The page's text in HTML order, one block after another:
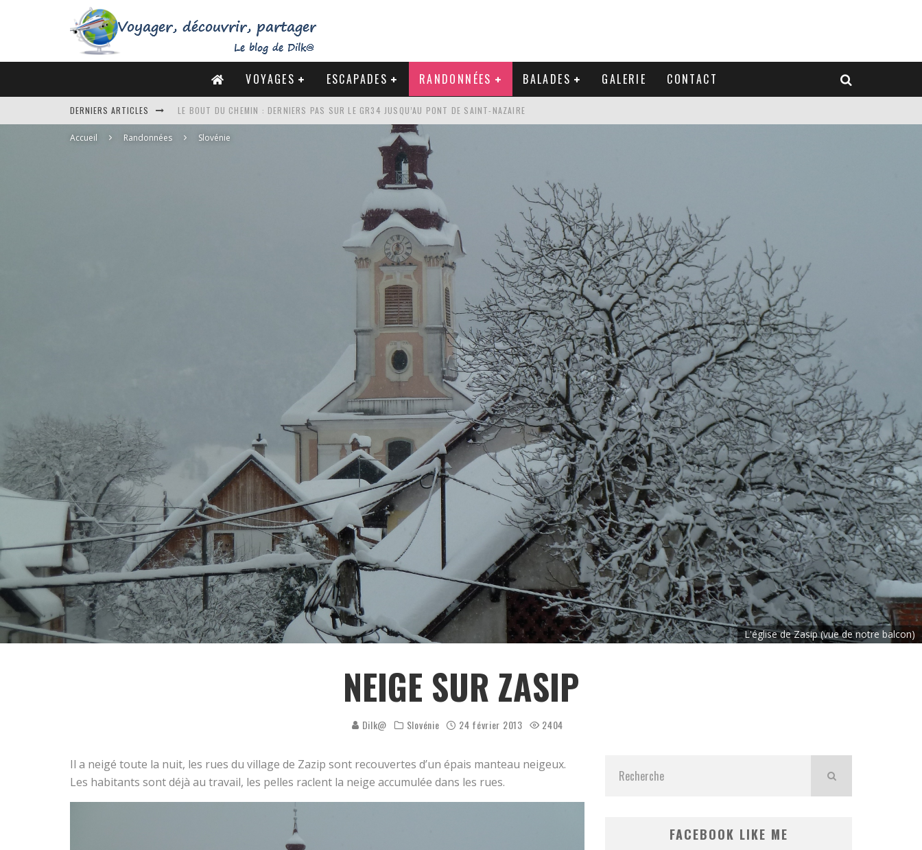
VOYAGES ESCAPADES RANDONNÉES BALADES GALERIE CONTACT
DERNIERS ARTICLES LE BOUT DU CHEMIN : DERNIERS PAS SUR LE GR34 JUSQU’AU PONT DE SAINT-NAZAIRE
DE LA CÔTE SAUVAGE À LA BAIE DE LA BAULE
DES MARAIS SALANTS DE GUÉRANDE À LA CÔTE SAUVAGE DU CROISIC
DU MONT SAINT-MICHEL À SAINT-NAZAIRE : PAS À PAS VERS MES RACINES
Accueil Randonnées Slovénie
L'église de Zasip (vue de notre balcon)
NEIGE SUR ZASIP
Dilk@ Slovénie 24 février 2013 2404
Il a neigé toute la nuit, les rues du village de Zazip sont recouvertes d’un épais manteau neigeux.
Les habitants sont déjà au travail, les pelles raclent la neige accumulée dans les rues.
FACEBOOK LIKE ME